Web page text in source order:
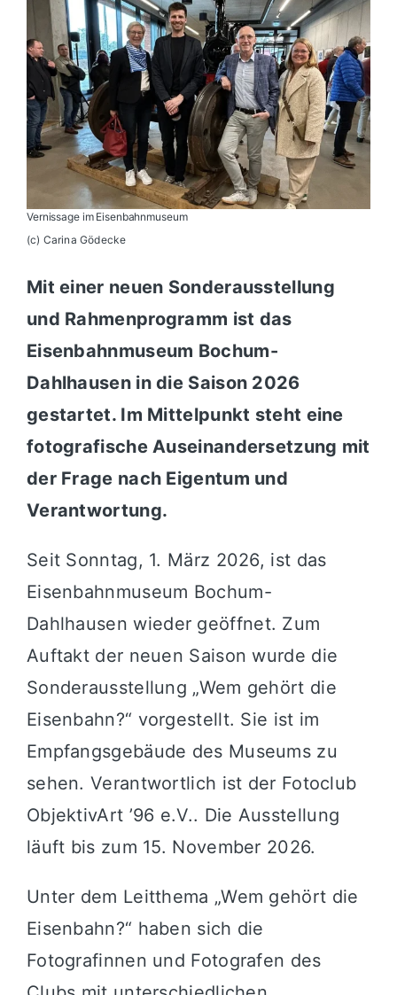
Vernissage im Eisenbahnmuseum
(c) Carina Gödecke
Mit einer neuen Sonderausstellung
und Rahmenprogramm ist das
Eisenbahnmuseum Bochum-
Dahlhausen in die Saison 2026
gestartet. Im Mittelpunkt steht eine
fotografische Auseinandersetzung mit
der Frage nach Eigentum und
Verantwortung.
Seit Sonntag, 1. März 2026, ist das
Eisenbahnmuseum Bochum-
Dahlhausen wieder geöffnet. Zum
Auftakt der neuen Saison wurde die
Sonderausstellung „Wem gehört die
Eisenbahn?“ vorgestellt. Sie ist im
Empfangsgebäude des Museums zu
sehen. Verantwortlich ist der Fotoclub
ObjektivArt ’96 e.V.. Die Ausstellung
läuft bis zum 15. November 2026.
Unter dem Leitthema „Wem gehört die
Eisenbahn?“ haben sich die
Fotografinnen und Fotografen des